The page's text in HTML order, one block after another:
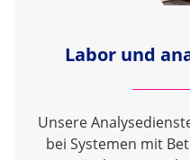
Labor und
Unsere
bei Systemen mit